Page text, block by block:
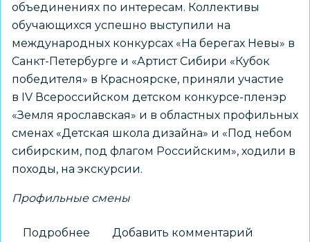
объединениях по интересам. Коллективы
обучающихся успешно выступили на
международных конкурсах «На берегах Невы» в
Санкт-Петербурге и «Артист Сибири «Кубок
победителя» в Красноярске, приняли участие
в IV Всероссийском детском конкурсе-пленэр
«Земля ярославская» и в областных профильных
сменах «Детская школа дизайна» и «Под небом
сибирским, под флагом Российским», ходили в
походы, на экскурсии.
Профильные смены
Подробнее Добавить комментарий